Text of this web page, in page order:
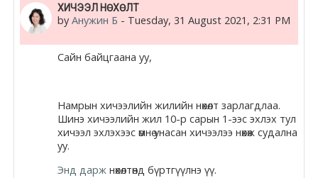
Moodle
development
Moodle.com
ХИЧЭЭЛ НӨХӨЛТ
by Анужин Б - Tuesday, 31 August 2021, 2:31 PM
Number of replies: 2
Сайн байцгаана уу,
Намрын хичээлийн жилийн нөхөлт зарлагдлаа.
Шинэ хичээлийн жил 10-р сарын 1-ээс эхлэх тул
хичээл эхлэхээс өмнө унасан хичээлээ нөхөж судална
уу.
Энд даржнөхөлтөнд бүртгүүлнэ үү.